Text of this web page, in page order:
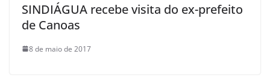
SINDIÁGUA recebe visita do ex-prefeito
de Canoas
8 de maio de 2017